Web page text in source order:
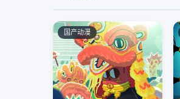
国产动漫